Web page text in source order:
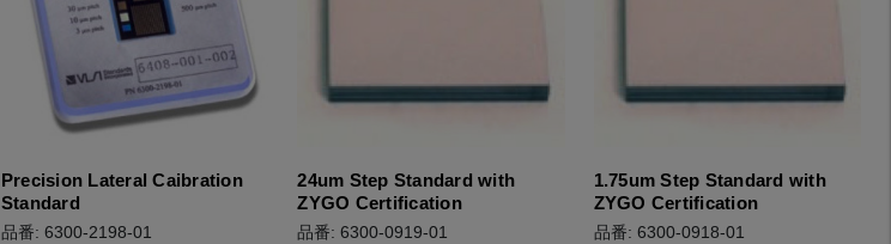
Precision Lateral Caibration
Standard
品番: 6300-2198-01
24um Step Standard with
ZYGO Certification
品番: 6300-0919-01
1.75um Step Standard with
ZYGO Certification
品番: 6300-0918-01